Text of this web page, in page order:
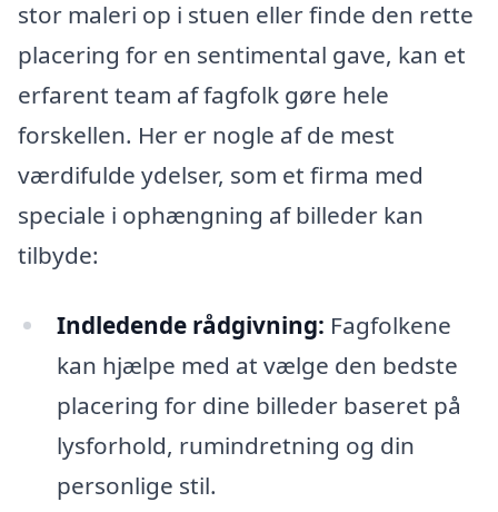
stor maleri op i stuen eller finde den rette
placering for en sentimental gave, kan et
erfarent team af fagfolk gøre hele
forskellen. Her er nogle af de mest
værdifulde ydelser, som et firma med
speciale i ophængning af billeder kan
tilbyde:
Indledende rådgivning: Fagfolkene
kan hjælpe med at vælge den bedste
placering for dine billeder baseret på
lysforhold, rumindretning og din
personlige stil.